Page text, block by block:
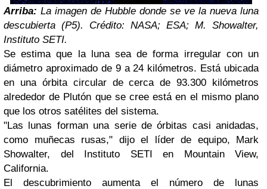
Arriba: La imagen de Hubble donde se ve la nueva luna
descubierta (P5). Crédito: NASA; ESA; M. Showalter,
Instituto SETI.
Se estima que la luna sea de forma irregular con un
diámetro aproximado de 9 a 24 kilómetros. Está ubicada
en una órbita circular de cerca de 93.300 kilómetros
alrededor de Plutón que se cree está en el mismo plano
que los otros satélites del sistema.
"Las lunas forman una serie de órbitas casi anidadas,
como muñecas rusas," dijo el líder de equipo, Mark
Showalter, del Instituto SETI en Mountain View,
California.
El descubrimiento aumenta el número de lunas